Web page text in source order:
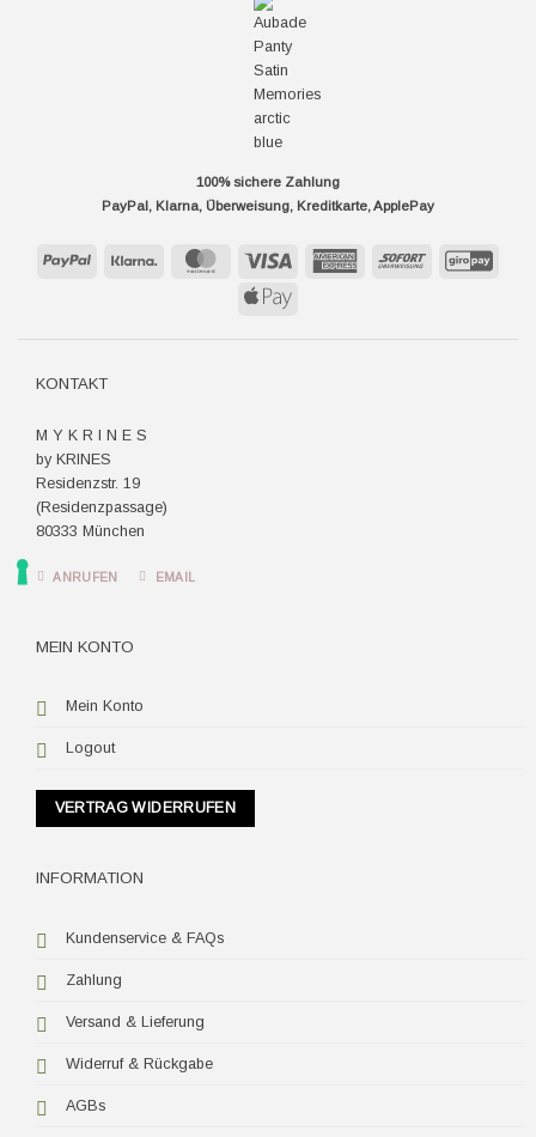
100% sichere Zahlung
PayPal, Klarna, Überweisung, Kreditkarte, ApplePay
PayPal Klarna MasterCard Visa
AmericanSofort
Apple
KONTAKT
M Y K R I N E S
by KRINES
Residenzstr. 19
(Residenzpassage)
80333 München
ANRUFEN EMAIL
MEIN KONTO
Mein Konto
Logout
VERTRAG WIDERRUFEN
INFORMATION
Kundenservice & FAQs
Zahlung
Versand & Lieferung
Widerruf & Rückgabe
AGBs